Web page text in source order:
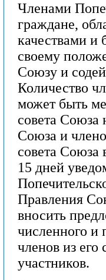
Членами
граждане,
качествами и
своему
Союзу и
Количество
может быть
совета Союза
Союза и
совета Союза
15 дней
Правления
вносить
численного и
членов из его
участников.